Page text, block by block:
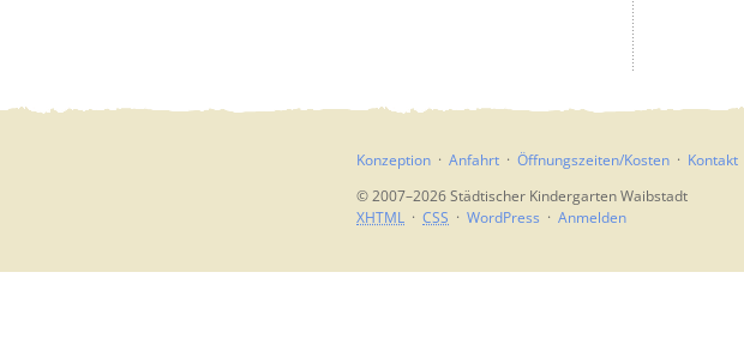
© 2007–2026 Städtischer Kindergarten Waibstadt
XHTML
CSS WordPress Anmelden
Konzeption Anfahrt Öffnungszeiten/Kosten Kontakt